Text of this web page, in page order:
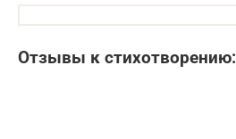
Отзывы к стихотворению: